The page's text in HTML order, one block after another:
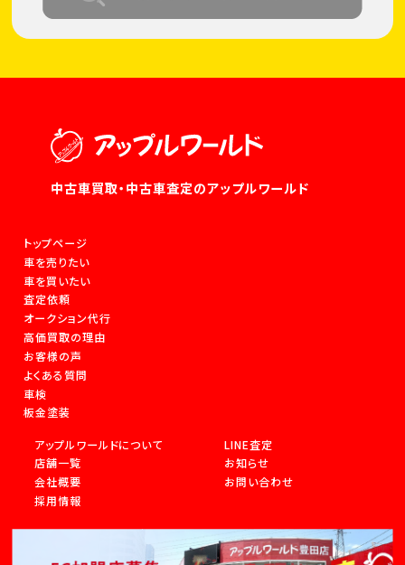
中古車買取・中古車査定のアップルワールド
トップページ
車を売りたい
車を買いたい
査定依頼
オークション代行
高価買取の理由
お客様の声
よくある質問
車検
板金塗装
アップルワールドについて
店舗一覧
会社概要
採用情報
LINE査定
お知らせ
お問い合わせ